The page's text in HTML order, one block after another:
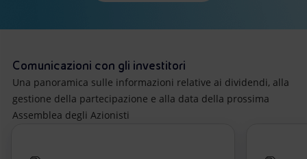
Comunicazioni con gli investitori
Una panoramica sulle informazioni relative ai dividendi, alla
gestione della partecipazione e alla data della prossima
Assemblea degli Azionisti